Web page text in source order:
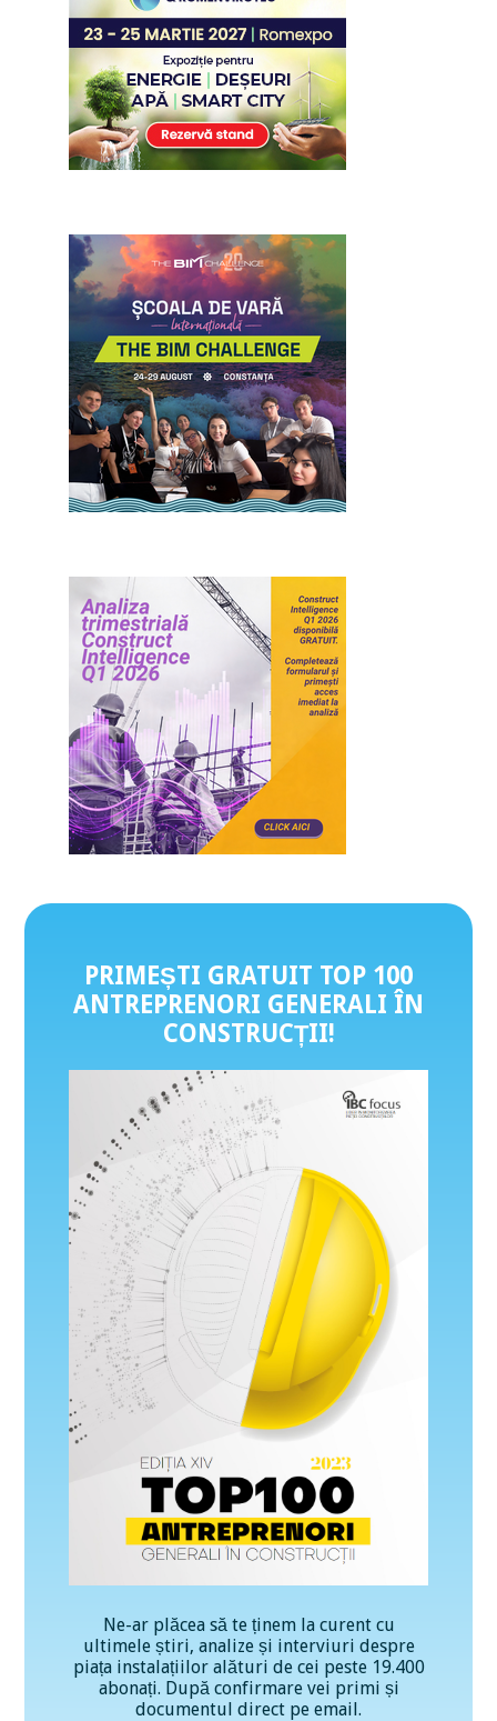
PRIMEȘTI GRATUIT TOP 100
ANTREPRENORI GENERALI ÎN
CONSTRUCȚII!
Ne-ar plăcea să te ținem la curent cu
ultimele știri, analize și interviuri despre
piața instalațiilor alături de cei peste 19.400
abonați. După confirmare vei primi și
documentul direct pe email.